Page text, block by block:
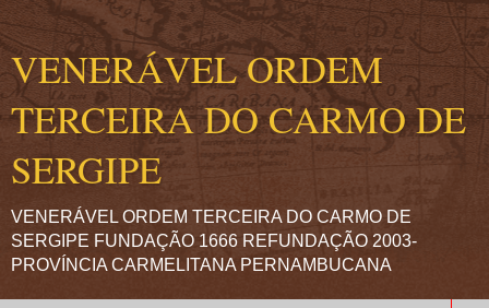
VENERÁVEL ORDEM
TERCEIRA DO CARMO DE
SERGIPE
VENERÁVEL ORDEM TERCEIRA DO CARMO DE
SERGIPE FUNDAÇÃO 1666 REFUNDAÇÃO 2003-
PROVÍNCIA CARMELITANA PERNAMBUCANA